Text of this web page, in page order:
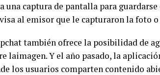
una captura de pantalla para
al emisor que le capturaron la foto
también ofrece la posibilidad de
laimagen. Y el año pasado, la
los usuarios comparten contenido